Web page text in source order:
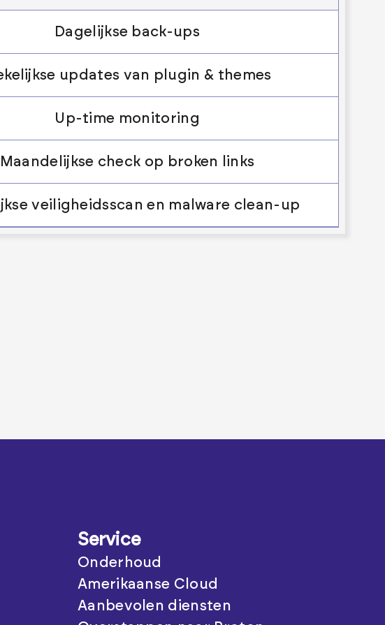
Dagelijkse back-ups
updates van plugin & themes
Up-time monitoring
Maandelijkse check op broken links
veiligheidsscan en malware clean-up
Service
Onderhoud
Amerikaanse Cloud
Aanbevolen diensten